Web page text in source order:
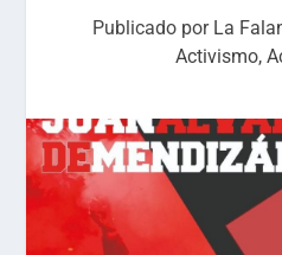
Publicado por La
Activismo,